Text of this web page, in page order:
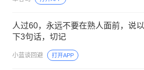
人过60，永远不要在熟人面前，说以
下3句话，切记
小蓝谈回避 打开APP